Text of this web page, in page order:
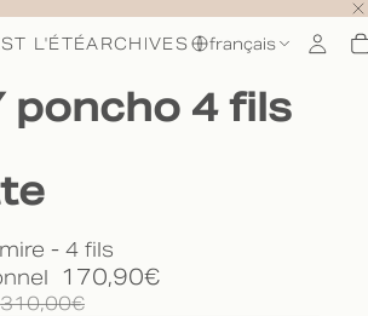
L'ÉTÉARCHIVES français
poncho 4 fils
- 4 fils
170,90€
310,00€